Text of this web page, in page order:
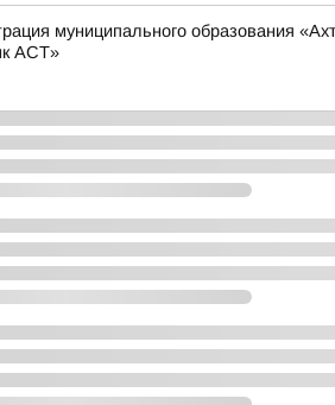
муниципального образования
АСТ»